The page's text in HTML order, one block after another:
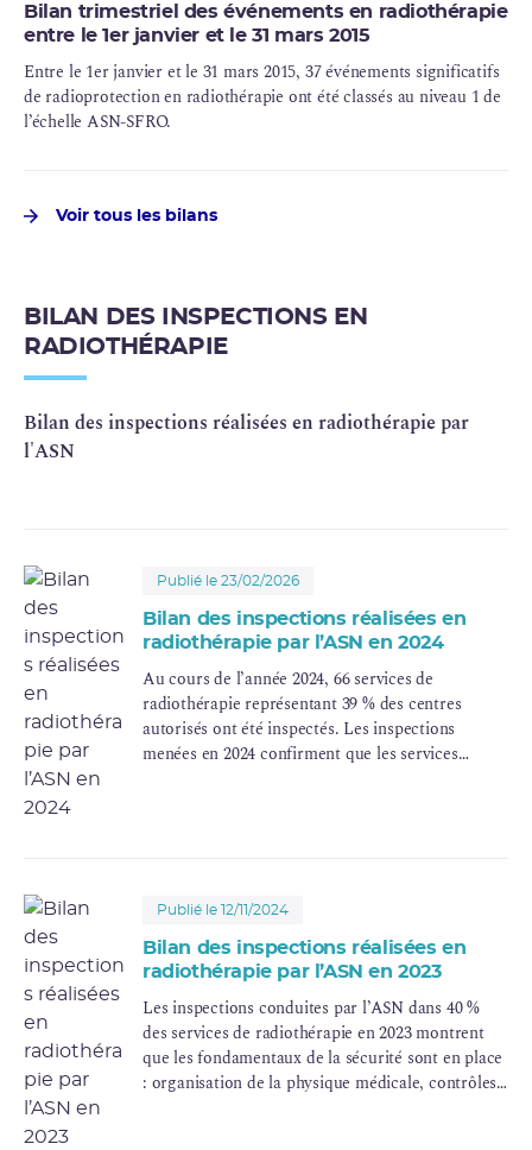
Bilan trimestriel des événements en radiothérapie
entre le 1er janvier et le 31 mars 2015
Entre le 1er janvier et le 31 mars 2015, 37 événements significatifs
de radioprotection en radiothérapie ont été classés au niveau 1 de
l’échelle ASN-SFRO.
Voir tous les bilans
BILAN DES INSPECTIONS EN
RADIOTHÉRAPIE
Bilan des inspections réalisées en radiothérapie par
l'ASN
Publié le 23/02/2026
Bilan des inspections réalisées en
radiothérapie par l’ASN en 2024
Au cours de l’année 2024, 66 services de
radiothérapie représentant 39 % des centres
autorisés ont été inspectés. Les inspections
menées en 2024 confirment que les services
Publié le 12/11/2024
Bilan des inspections réalisées en
radiothérapie par l’ASN en 2023
Les inspections conduites par l’ASN dans 40 %
des services de radiothérapie en 2023 montrent
que les fondamentaux de la sécurité sont en place
: organisation de la physique médicale, contrôles